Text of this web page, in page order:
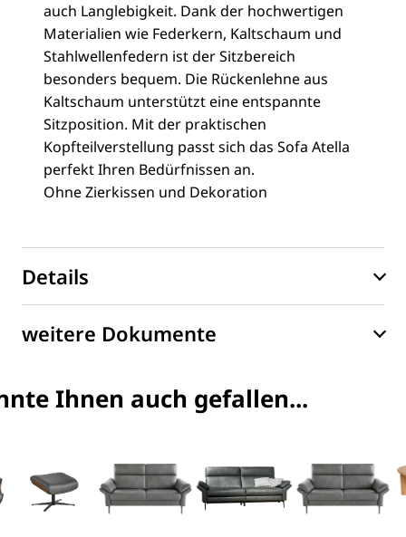
auch Langlebigkeit. Dank der hochwertigen
Materialien wie Federkern, Kaltschaum und
Stahlwellenfedern ist der Sitzbereich
besonders bequem. Die Rückenlehne aus
Kaltschaum unterstützt eine entspannte
Sitzposition. Mit der praktischen
Kopfteilverstellung passt sich das Sofa Atella
perfekt Ihren Bedürfnissen an.
Ohne Zierkissen und Dekoration
Details
weitere Dokumente
Ihnen auch gefallen...